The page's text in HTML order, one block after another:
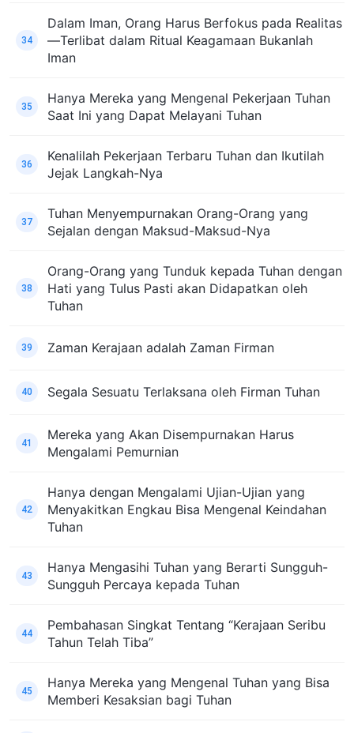
34
Dalam Iman, Orang Harus Berfokus pada Realitas
—Terlibat dalam Ritual Keagamaan Bukanlah
Iman
35
Hanya Mereka yang Mengenal Pekerjaan Tuhan
Saat Ini yang Dapat Melayani Tuhan
36
Kenalilah Pekerjaan Terbaru Tuhan dan Ikutilah
Jejak Langkah-Nya
37
Tuhan Menyempurnakan Orang-Orang yang
Sejalan dengan Maksud-Maksud-Nya
38
Orang-Orang yang Tunduk kepada Tuhan dengan
Hati yang Tulus Pasti akan Didapatkan oleh
Tuhan
39 Zaman Kerajaan adalah Zaman Firman
40 Segala Sesuatu Terlaksana oleh Firman Tuhan
41
Mereka yang Akan Disempurnakan Harus
Mengalami Pemurnian
42
Hanya dengan Mengalami Ujian-Ujian yang
Menyakitkan Engkau Bisa Mengenal Keindahan
Tuhan
43
Hanya Mengasihi Tuhan yang Berarti Sungguh-
Sungguh Percaya kepada Tuhan
44
Pembahasan Singkat Tentang “Kerajaan Seribu
Tahun Telah Tiba”
45
Hanya Mereka yang Mengenal Tuhan yang Bisa
Memberi Kesaksian bagi Tuhan